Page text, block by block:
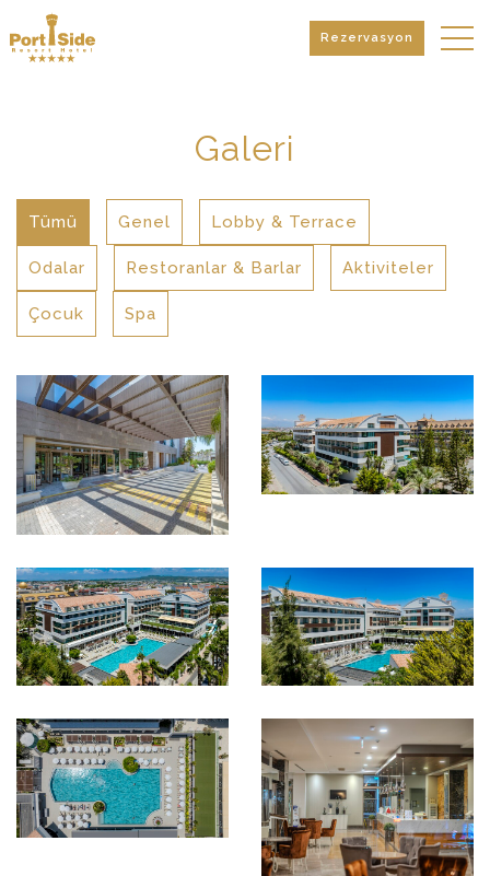
Galeri
Tümü Genel Lobby & Terrace
Odalar Restoranlar & Barlar Aktiviteler
Çocuk Spa
Rezervasyon